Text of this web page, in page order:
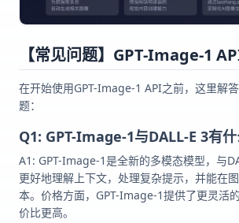
【常见问题】GPT-Image-1
在开始使用GPT-Image-1 API之前，这里解
题：
Q1: GPT-Image-1与DALL-E 3有什
A1: GPT-Image-1是全新的多模态模型，与
更好地理解上下文，处理复杂提示，并能在
本。价格方面，GPT-Image-1提供了更灵活
价比更高。